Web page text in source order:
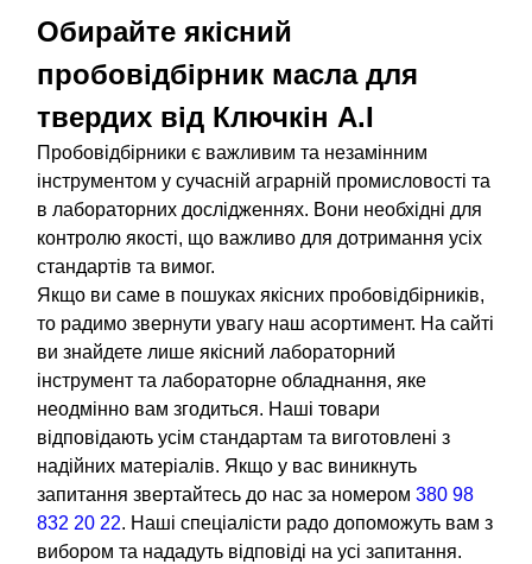
Обирайте якісний
пробовідбірник масла для
твердих від Ключкін А.І
Пробовідбірники є важливим та незамінним
інструментом у сучасній аграрній промисловості та
в лабораторних дослідженнях. Вони необхідні для
контролю якості, що важливо для дотримання усіх
стандартів та вимог.
Якщо ви саме в пошуках якісних пробовідбірників,
то радимо звернути увагу наш асортимент. На сайті
ви знайдете лише якісний лабораторний
інструмент та лабораторне обладнання, яке
неодмінно вам згодиться. Наші товари
відповідають усім стандартам та виготовлені з
надійних матеріалів. Якщо у вас виникнуть
запитання звертайтесь до нас за номером 380 98
832 20 22. Наші спеціалісти радо допоможуть вам з
вибором та нададуть відповіді на усі запитання.